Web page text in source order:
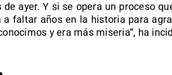
ayer. Y si se opera un proceso
a faltar años en la historia para
y era más miseria”, ha